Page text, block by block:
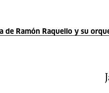
de Ramón Raquello y su